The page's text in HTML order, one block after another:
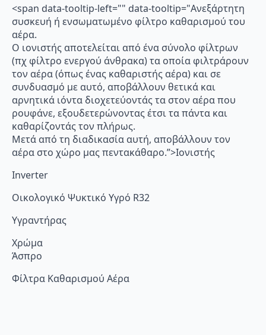
<span data-tooltip-left="" data-tooltip="Ανεξάρτητη
συσκευή ή ενσωματωμένο φίλτρο καθαρισμού του
αέρα.
Ο ιονιστής αποτελείται από ένα σύνολο φίλτρων
(πχ φίλτρο ενεργού άνθρακα) τα οποία φιλτράρουν
τον αέρα (όπως ένας καθαριστής αέρα) και σε
συνδυασμό με αυτό, αποβάλλουν θετικά και
αρνητικά ιόντα διοχετεύοντάς τα στον αέρα που
ρουφάνε, εξουδετερώνοντας έτσι τα πάντα και
καθαρίζοντάς τον πλήρως.
Μετά από τη διαδικασία αυτή, αποβάλλουν τον
αέρα στο χώρο μας πεντακάθαρο.”>Ιονιστής
Inverter
Οικολογικό Ψυκτικό Υγρό R32
Υγραντήρας
Χρώμα
Άσπρο
Φίλτρα Καθαρισμού Αέρα